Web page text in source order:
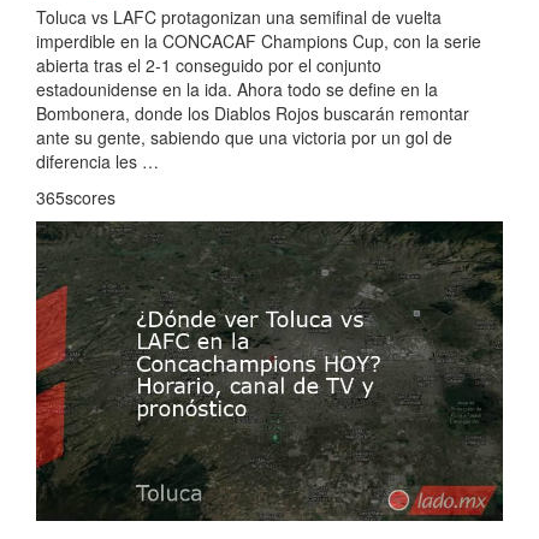
Toluca vs LAFC protagonizan una semifinal de vuelta
imperdible en la CONCACAF Champions Cup, con la serie
abierta tras el 2-1 conseguido por el conjunto
estadounidense en la ida. Ahora todo se define en la
Bombonera, donde los Diablos Rojos buscarán remontar
ante su gente, sabiendo que una victoria por un gol de
diferencia les …
365scores